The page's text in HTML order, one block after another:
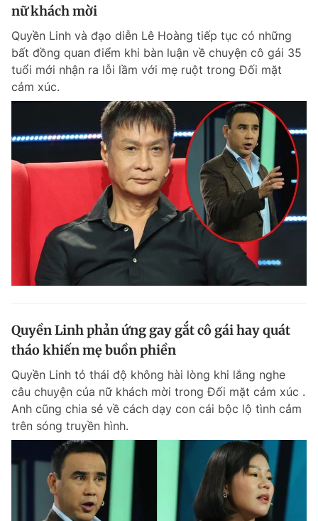
Đọc Thanh Niên trên điện thoại
Theo dõi báo trên
0906 645 777
Liên hệ quảng cáo
0908 780 404
Đặt báo Quảng cáo Chính sách bảo
Phó tổng biên tập: Lâm Hiếu Dũng
Phó tổng biên tập: Trần Việt Hưng
Tổng thư ký tòa soạn: Đức Trung
Giấy phép xuất bản số 110/GP - BTTTT cấp ngày 24.3.2020
© 2003-2026 Bản quyền thuộc về Báo Thanh Niên. Cấm sao chép
dưới mọi hình thức nếu không có sự chấp thuận bằng văn bản.
Phát triển bởi ePi Technologies, JSC.
nữ khách mời
Quyền Linh và đạo diễn Lê Hoàng tiếp tục có những
bất đồng quan điểm khi bàn luận về chuyện cô gái 35
tuổi mới nhận ra lỗi lầm với mẹ ruột trong Đối mặt
cảm xúc.
Quyền Linh phản ứng gay gắt cô gái hay quát
tháo khiến mẹ buồn phiền
Quyền Linh tỏ thái độ không hài lòng khi lắng nghe
câu chuyện của nữ khách mời trong Đối mặt cảm xúc .
Anh cũng chia sẻ về cách dạy con cái bộc lộ tình cảm
trên sóng truyền hình.